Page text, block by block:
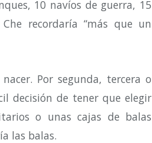
10 navíos de guerra, 15
recordaría “más que un
Por segunda, tercera o
decisión de tener que elegir
o unas cajas de balas
las balas.